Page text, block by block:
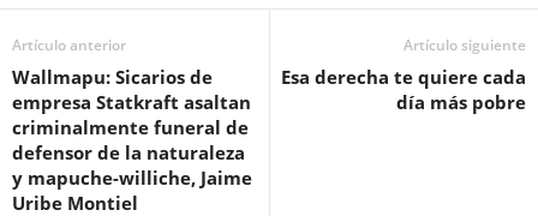
Artículo anterior
Wallmapu: Sicarios de
empresa Statkraft asaltan
criminalmente funeral de
defensor de la naturaleza
y mapuche-williche, Jaime
Uribe Montiel
Artículo siguiente
Esa derecha te quiere cada
día más pobre